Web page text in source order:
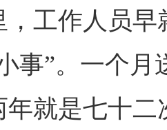
，工作人员
事”。一个
年就是七十